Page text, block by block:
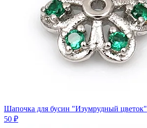
Шапочка для бусин "Изумрудный цветок"
50 ₽